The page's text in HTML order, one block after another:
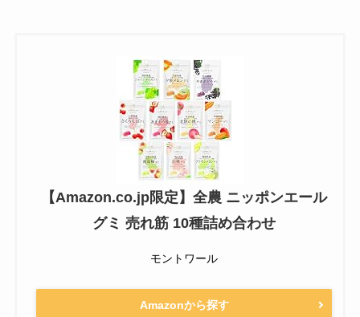
【Amazon.co.jp限定】全農 ニッポンエール
グミ 売れ筋 10種詰め合わせ
モントワール
Amazonから探す